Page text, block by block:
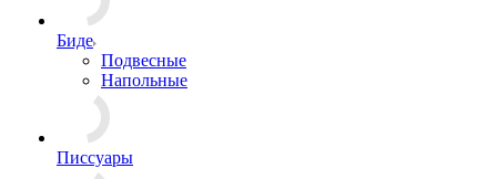
Биде
Подвесные
Напольные
Писсуары